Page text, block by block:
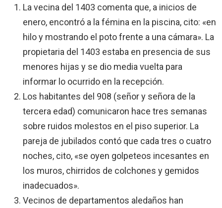
La vecina del 1403 comenta que, a inicios de
enero, encontró a la fémina en la piscina, cito: «en
hilo y mostrando el poto frente a una cámara». La
propietaria del 1403 estaba en presencia de sus
menores hijas y se dio media vuelta para
informar lo ocurrido en la recepción.
Los habitantes del 908 (señor y señora de la
tercera edad) comunicaron hace tres semanas
sobre ruidos molestos en el piso superior. La
pareja de jubilados contó que cada tres o cuatro
noches, cito, «se oyen golpeteos incesantes en
los muros, chirridos de colchones y gemidos
inadecuados».
Vecinos de departamentos aledaños han